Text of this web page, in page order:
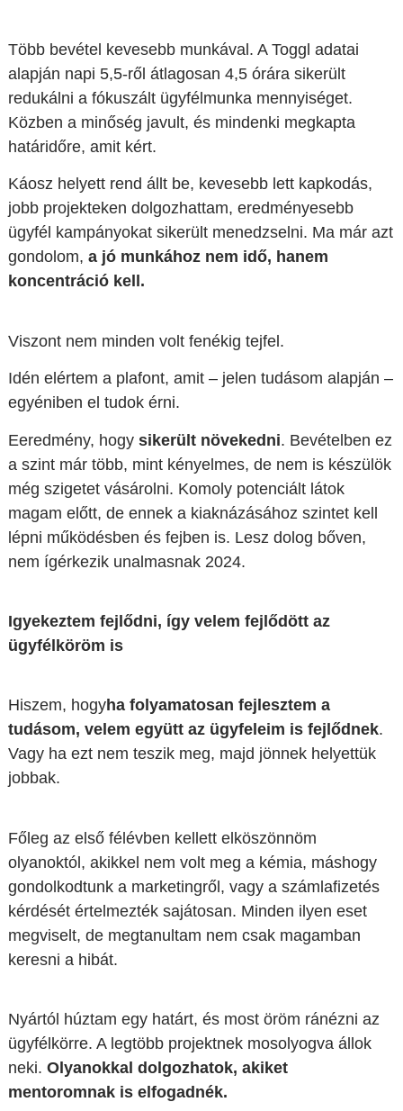
Több bevétel kevesebb munkával. A Toggl adatai
alapján napi 5,5-ről átlagosan 4,5 órára sikerült
redukálni a fókuszált ügyfélmunka mennyiséget.
Közben a minőség javult, és mindenki megkapta
határidőre, amit kért.
Káosz helyett rend állt be, kevesebb lett kapkodás,
jobb projekteken dolgozhattam, eredményesebb
ügyfél kampányokat sikerült menedzselni. Ma már azt
gondolom, a jó munkához nem idő, hanem
koncentráció kell.
Viszont nem minden volt fenékig tejfel.
Idén elértem a plafont, amit – jelen tudásom alapján –
egyéniben el tudok érni.
Eeredmény, hogy sikerült növekedni. Bevételben ez
a szint már több, mint kényelmes, de nem is készülök
még szigetet vásárolni. Komoly potenciált látok
magam előtt, de ennek a kiaknázásához szintet kell
lépni működésben és fejben is. Lesz dolog bőven,
nem ígérkezik unalmasnak 2024.
Igyekeztem fejlődni, így velem fejlődött az
ügyfélköröm is
Hiszem, hogyha folyamatosan fejlesztem a
tudásom, velem együtt az ügyfeleim is fejlődnek.
Vagy ha ezt nem teszik meg, majd jönnek helyettük
jobbak.
Főleg az első félévben kellett elköszönnöm
olyanoktól, akikkel nem volt meg a kémia, máshogy
gondolkodtunk a marketingről, vagy a számlafizetés
kérdését értelmezték sajátosan. Minden ilyen eset
megviselt, de megtanultam nem csak magamban
keresni a hibát.
Nyártól húztam egy határt, és most öröm ránézni az
ügyfélkörre. A legtöbb projektnek mosolyogva állok
neki. Olyanokkal dolgozhatok, akiket
mentoromnak is elfogadnék.